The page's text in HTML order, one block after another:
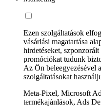
Ezen szolgáltatások
vásárlási magatartása
hirdetéseket,
promóciókat tudunk
Az Ön beleegyezésével
szolgáltatásokat
Meta-Pixel, Microsoft
termékajánlások, Ads